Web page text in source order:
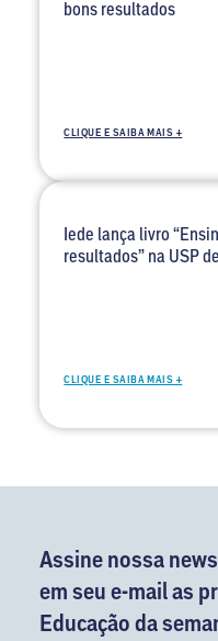
bons resultados
CLIQUE E SAIBA MAIS +
Iede lança livro
resultados” na USP
CLIQUE E SAIBA MAIS +
Assine nossa
em seu e-mail as
Educação da